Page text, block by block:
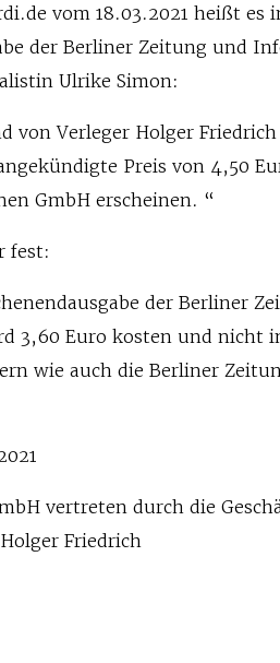
vom 18.03.2021 heißt es
der Berliner Zeitung und
Ulrike Simon:
von Verleger Holger
Preis von 4,50
GmbH erscheinen. “
fest:
der Berliner
3,60 Euro kosten und nicht
wie auch die Berliner
vertreten durch die
Friedrich